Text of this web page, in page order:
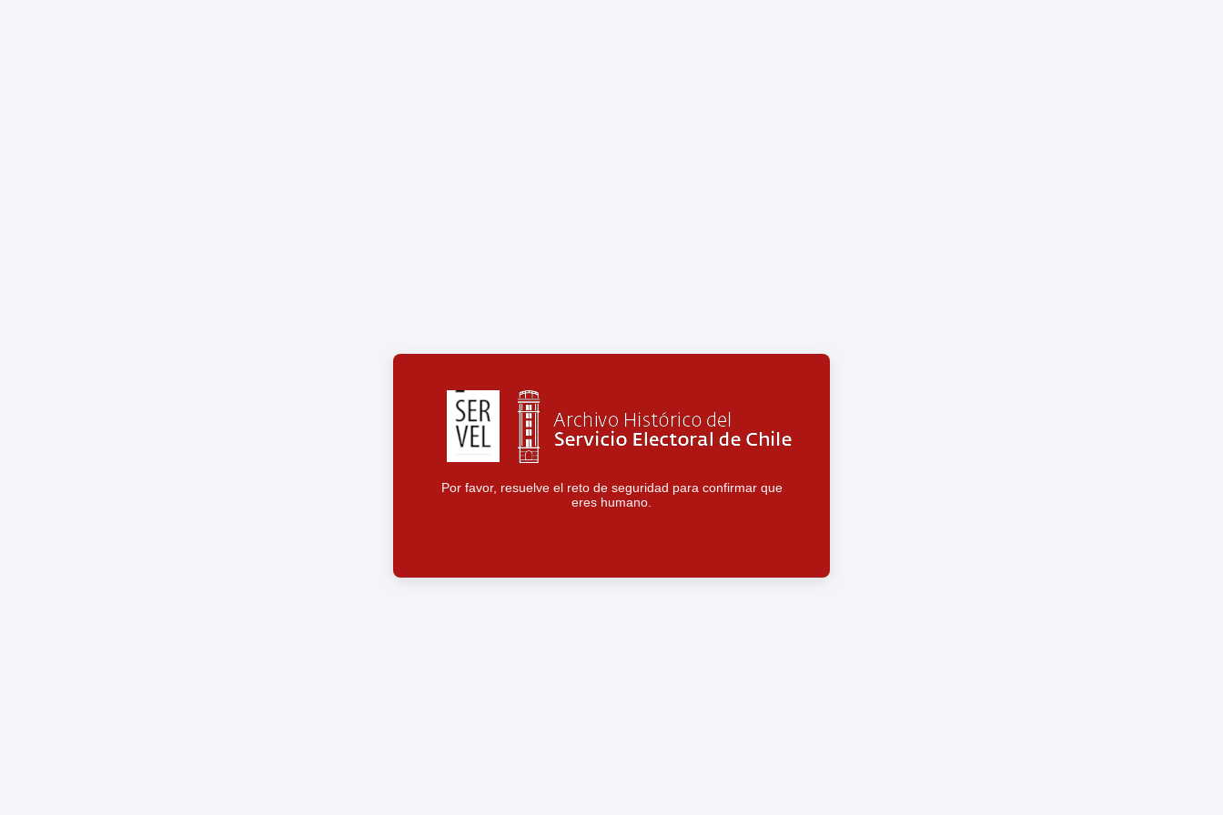
Por favor, resuelve el reto de seguridad para confirmar que
eres humano.